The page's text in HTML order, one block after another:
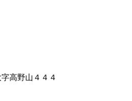
高野山４４４